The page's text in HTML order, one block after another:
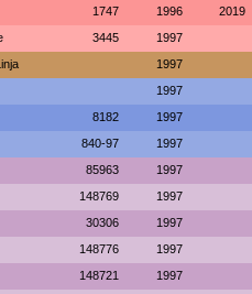
1747 1996 2019
3445 1997
1997
1997
8182 1997
840-97 1997
85963 1997
148769 1997
30306 1997
148776 1997
148721 1997